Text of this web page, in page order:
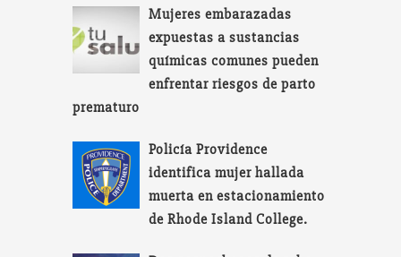
Mujeres embarazadas
expuestas a sustancias
químicas comunes pueden
enfrentar riesgos de parto
prematuro
Policía Providence
identifica mujer hallada
muerta en estacionamiento
de Rhode Island College.